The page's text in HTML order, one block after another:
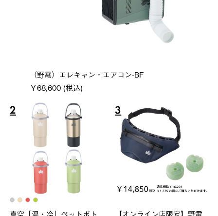
（野電）エレキャン・エアコン-BF
￥68,600 (税込)
2
真空「温・冷」ペットボト
3
【オンライン店限定】野電